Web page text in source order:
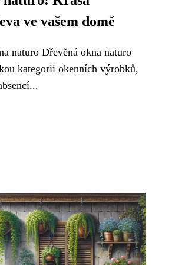
ve vašem domě
naturo Dřevěná okna naturo
kategorii okenních výrobků,